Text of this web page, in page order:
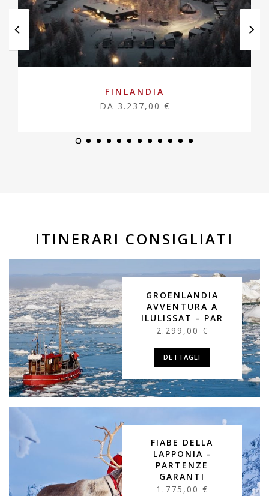
FINLANDIA
DA 3.237,00 €
ITINERARI CONSIGLIATI
GROENLANDIA
AVVENTURA A
ILULISSAT - PAR
2.299,00 €
DETTAGLI
FIABE DELLA
LAPPONIA -
PARTENZE
GARANTI
1.775,00 €